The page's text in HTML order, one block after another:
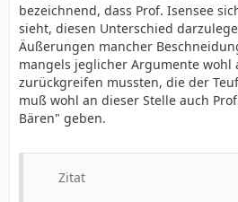
Person selbst einsichts- und
...
Eine Blinddarm- oder
ins Blaue hinein wäre nicht
...
Zur Rechtfertigung wird auch ein
genannt: die Beschneidung
ihm Akzeptanz und vermittle
bezeichnend, dass Prof. Isensee
sieht, diesen Unterschied
Äußerungen mancher
mangels jeglicher Argumente wohl
zurückgreifen mussten, die der
muß wohl an dieser Stelle auch
Bären" geben.
Zitat